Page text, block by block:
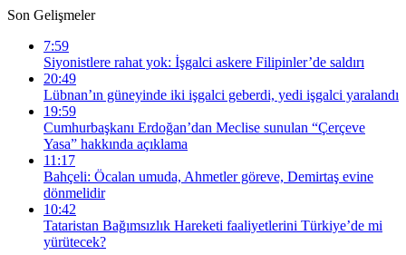
Son Gelişmeler
7:59
Siyonistlere rahat yok: İşgalci askere Filipinler’de saldırı
20:49
Lübnan’ın güneyinde iki işgalci geberdi, yedi işgalci yaralandı
19:59
Cumhurbaşkanı Erdoğan’dan Meclise sunulan “Çerçeve
Yasa” hakkında açıklama
11:17
Bahçeli: Öcalan umuda, Ahmetler göreve, Demirtaş evine
dönmelidir
10:42
Tataristan Bağımsızlık Hareketi faaliyetlerini Türkiye’de mi
yürütecek?